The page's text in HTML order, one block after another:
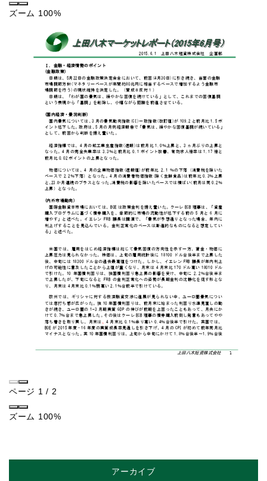
ズーム 100%
ページ 1 / 2
ズーム 100%
アーカイブ